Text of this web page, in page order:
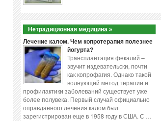
Нетрадиционная медицина »
Лечение калом. Чем копротерапия полезнее
йогурта?
Трансплантация фекалий –
звучит издевательски, почти
как копрофагия. Однако такой
волнующий метод терапии и
профилактики заболеваний существует уже
более полувека. Первый случай официально
оправданного лечения калом был
зарегистрирован еще в 1958 году в США. С …